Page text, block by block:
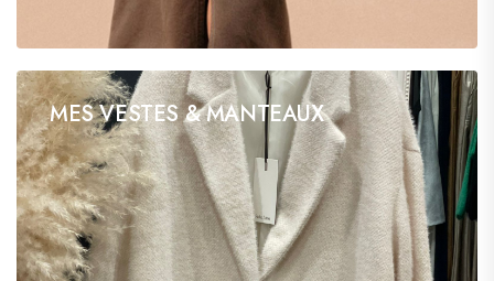
MES VESTES & MANTEAUX
16 products